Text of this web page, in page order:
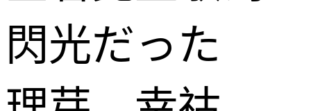
閃光だった